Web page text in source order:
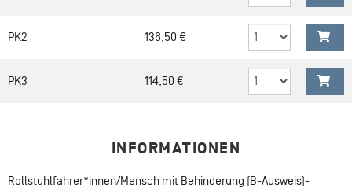
PK2 136,50 €
PK3 114,50 €
INFORMATIONEN
Rollstuhlfahrer*innen/Mensch mit Behinderung (B-Ausweis)-